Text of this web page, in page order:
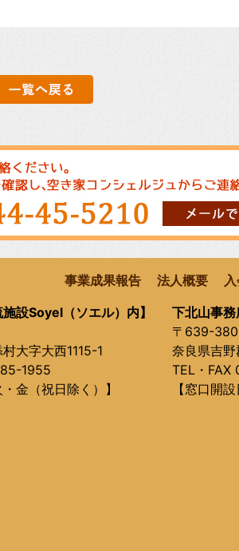
事業成果報告 法人概要
設Soyel（ソエル）内】
大字大西1115-1
1955
金（祝日除く）】
下北山事務
〒639-
奈良県吉
TEL・
【窓口開